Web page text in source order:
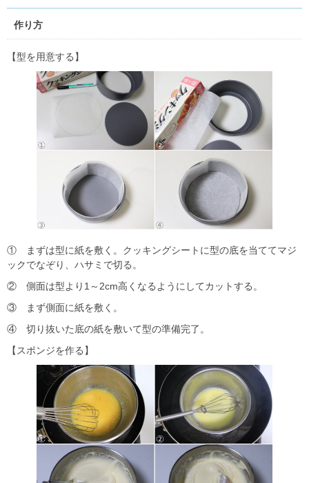
作り方
【型を用意する】
① まずは型に紙を敷く。クッキングシートに型の底を当ててマジ
ックでなぞり、ハサミで切る。
② 側面は型より1～2cm高くなるようにしてカットする。
③ まず側面に紙を敷く。
④ 切り抜いた底の紙を敷いて型の準備完了。
【スポンジを作る】